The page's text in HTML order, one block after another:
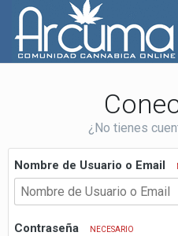
¿No tienes
Nombre de Usuario o Email
Contraseña NECESARIO